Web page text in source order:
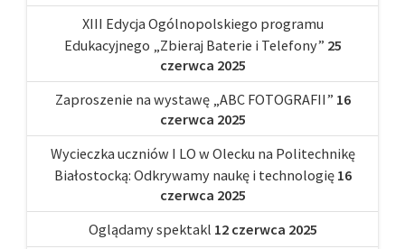
XIII Edycja Ogólnopolskiego programu
Edukacyjnego „Zbieraj Baterie i Telefony” 25
czerwca 2025
Zaproszenie na wystawę „ABC FOTOGRAFII” 16
czerwca 2025
Wycieczka uczniów I LO w Olecku na Politechnikę
Białostocką: Odkrywamy naukę i technologię 16
czerwca 2025
Oglądamy spektakl 12 czerwca 2025